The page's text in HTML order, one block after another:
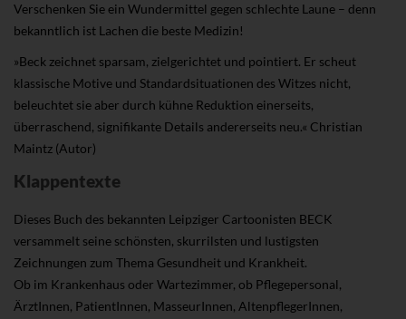
Verschenken Sie ein Wundermittel gegen schlechte Laune – denn
bekanntlich ist Lachen die beste Medizin!
»Beck zeichnet sparsam, zielgerichtet und pointiert. Er scheut
klassische Motive und Standardsituationen des Witzes nicht,
beleuchtet sie aber durch kühne Reduktion einerseits,
überraschend, signifikante Details andererseits neu.« Christian
Maintz (Autor)
Klappentexte
Dieses Buch des bekannten Leipziger Cartoonisten BECK
versammelt seine schönsten, skurrilsten und lustigsten
Zeichnungen zum Thema Gesundheit und Krankheit.
Ob im Krankenhaus oder Wartezimmer, ob Pflegepersonal,
ÄrztInnen, PatientInnen, MasseurInnen, AltenpflegerInnen,